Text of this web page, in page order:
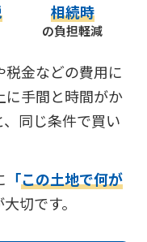
相続時
の負担軽減
金などの費用に
に手間と時間がか
同じ条件で買い
「この土地で何が
切です。